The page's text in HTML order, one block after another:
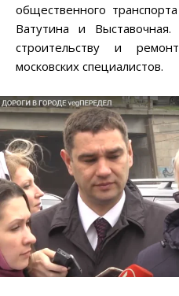
общественного
Ватутина и
строительству и
московских специалистов.